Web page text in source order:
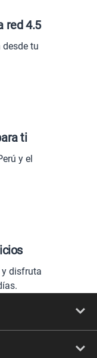
red 4.5
tu
ti
y el
y disfruta